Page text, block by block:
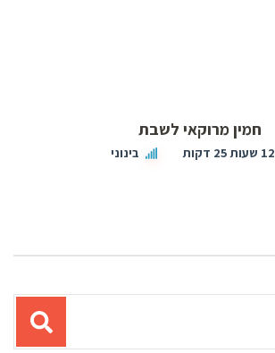
חמין מרוקאי לשבת
12 שעות 25 דקות בינוני